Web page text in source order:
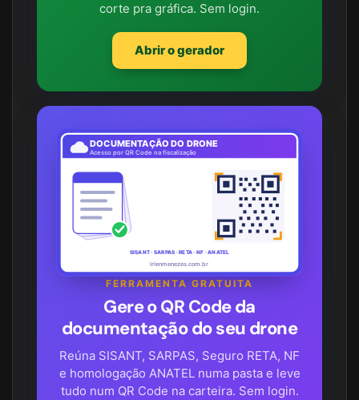
corte pra gráfica. Sem login.
Abrir o gerador
DOCUMENTAÇÃO DO DRONE
Acesso por QR Code na fiscalização
SISANT · SARPAS · RETA · NF · ANATEL
irlenmenezes.com.br
FERRAMENTA GRATUITA
Gere o QR Code da
documentação do seu drone
Reúna SISANT, SARPAS, Seguro RETA, NF
e homologação ANATEL numa pasta e leve
tudo num QR Code na carteira. Sem login.